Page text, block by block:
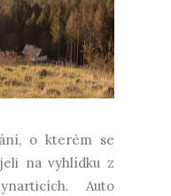
o kterém se
na vyhlídku z
Auto